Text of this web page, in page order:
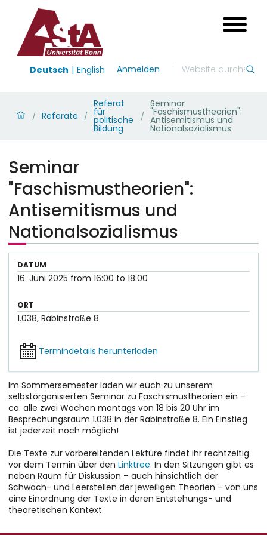
Deutsch English Anmelden
/ Referate /
Referat
für
politische
Bildung
/
Seminar
"Faschismustheorien":
Antisemitismus und
Nationalsozialismus
Seminar
"Faschismustheorien":
Antisemitismus und
Nationalsozialismus
DATUM
16. Juni 2025 from 16:00 to 18:00
ORT
1.038, Rabinstraße 8
Termindetails herunterladen
Im Sommersemester laden wir euch zu unserem
selbstorganisierten Seminar zu Faschismustheorien ein –
ca. alle zwei Wochen montags von 18 bis 20 Uhr im
Besprechungsraum 1.038 in der Rabinstraße 8. Ein Einstieg
ist jederzeit noch möglich!
Die Texte zur vorbereitenden Lektüre findet ihr rechtzeitig
vor dem Termin über den Linktree. In den Sitzungen gibt es
neben Raum für Diskussion – auch hinsichtlich der
Schwach- und Leerstellen der jeweiligen Theorien – von uns
eine Einordnung der Texte in deren Entstehungs- und
theoretischen Kontext.